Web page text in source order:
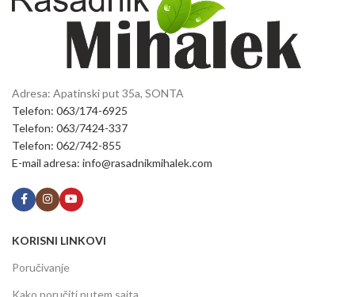
Adresa: Apatinski put 35a, SONTA
Telefon: 063/174-6925
Telefon: 063/7424-337
Telefon: 062/742-855
E-mail adresa: info@rasadnikmihalek.com
KORISNI LINKOVI
Poručivanje
Kako poručiti putem sajta